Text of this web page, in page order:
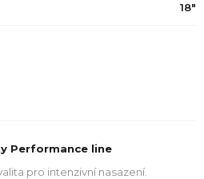
18"
Performance line
pro intenzivní nasazení.